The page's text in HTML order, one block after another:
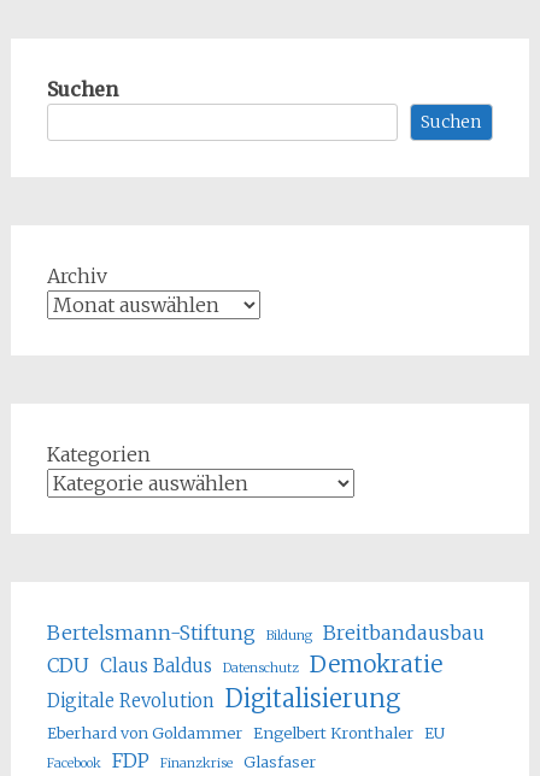
Suchen
Suchen
Archiv
Kategorien
Bertelsmann-Stiftung Bildung
Breitbandausbau
CDU Claus Baldus Datenschutz Demokratie
Digitale Revolution Digitalisierung
Eberhard von Goldammer Engelbert Kronthaler EU
Facebook FDP Finanzkrise Glasfaser